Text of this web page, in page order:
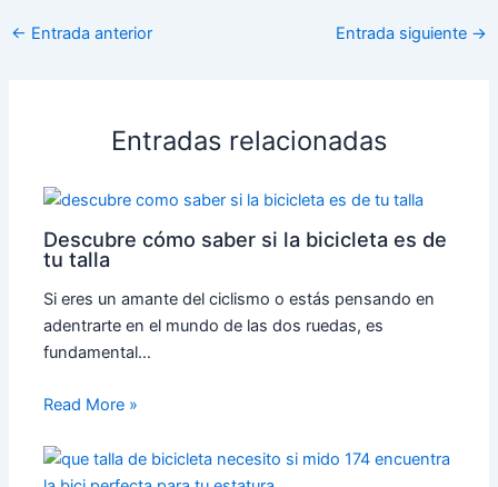
← Entrada anterior Entrada siguiente →
Entradas relacionadas
Descubre cómo saber si la bicicleta es de
tu talla
Si eres un amante del ciclismo o estás pensando en
adentrarte en el mundo de las dos ruedas, es
fundamental…
Read More »